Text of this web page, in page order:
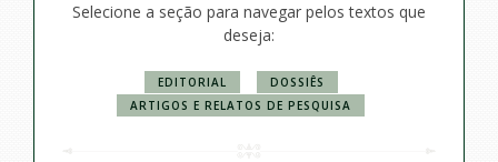
Selecione a seção para navegar pelos textos que
deseja:
EDITORIAL
DOSSIÊS
ARTIGOS E RELATOS DE PESQUISA